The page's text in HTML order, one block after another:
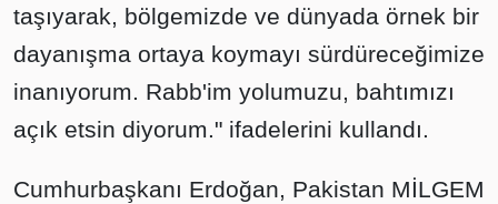
taşıyarak, bölgemizde ve dünyada örnek bir
dayanışma ortaya koymayı sürdüreceğimize
inanıyorum. Rabb'im yolumuzu, bahtımızı
açık etsin diyorum." ifadelerini kullandı.
Cumhurbaşkanı Erdoğan, Pakistan MİLGEM